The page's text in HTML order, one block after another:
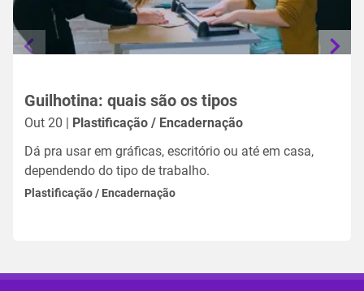
Guilhotina: quais são os tipos
Out 20 | Plastificação / Encadernação
Dá pra usar em gráficas, escritório ou até em casa,
dependendo do tipo de trabalho.
Plastificação / Encadernação